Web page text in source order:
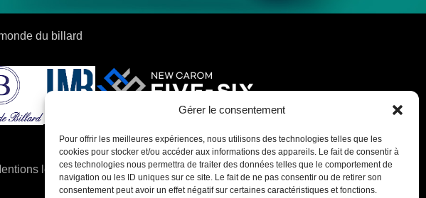
Gérer le consentement
Pour offrir les meilleures expériences, nous utilisons des technologies telles que les
cookies pour stocker et/ou accéder aux informations des appareils. Le fait de consentir à
ces technologies nous permettra de traiter des données telles que le comportement de
navigation ou les ID uniques sur ce site. Le fait de ne pas consentir ou de retirer son
consentement peut avoir un effet négatif sur certaines caractéristiques et fonctions.
du billard
légales